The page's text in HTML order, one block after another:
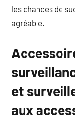
les chances de
agréable.
et
aux